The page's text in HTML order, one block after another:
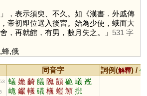
」，表示須臾、不久。如《漢書．外戚傳
帝初即位選入後宮。始為少使，蛾而大
，再就館，有男，數月失之。」 531 字
,蜂,俄
同音字 詞例(解釋) /
蟻 姽 齮 艤 隗 顗 硊 嶬 峞
峗 钀 轙 礒 檥 螘 頠 掜